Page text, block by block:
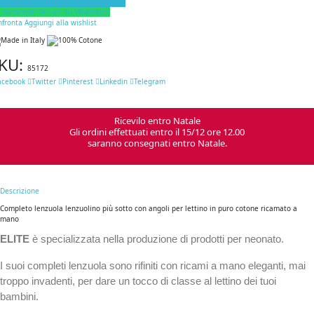
domande? Scrivici su Whatsapp.
Aggiungi alla wishlist
85172
Twitter Pinterest Linkedin Telegram
Ricevilo entro Natale
Gli ordini effettuati entro il 15/12 ore 12.00
saranno consegnati entro Natale.
Descrizione
Completo lenzuola lenzuolino più sotto con angoli per lettino in puro cotone ricamato a
mano
ELITE è specializzata nella produzione di prodotti per neonato.
I suoi completi lenzuola sono rifiniti con ricami a mano eleganti, mai
troppo invadenti, per dare un tocco di classe al lettino dei tuoi
bambini.